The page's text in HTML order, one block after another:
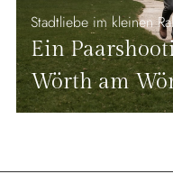
Stadtliebe im kleinen
Ein
Wörth am